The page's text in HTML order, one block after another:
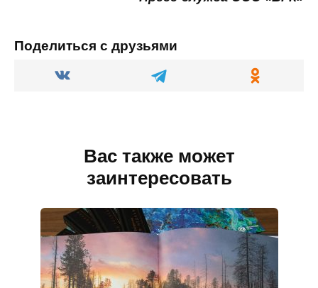
Поделиться с друзьями
Вас также может
заинтересовать